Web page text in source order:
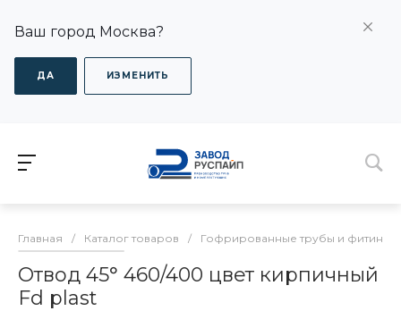
Ваш город Москва?
ДА ИЗМЕНИТЬ
Главная / Каталог товаров / Гофрированные трубы и фитинги
Отвод 45° 460/400 цвет кирпичный
Fd plast